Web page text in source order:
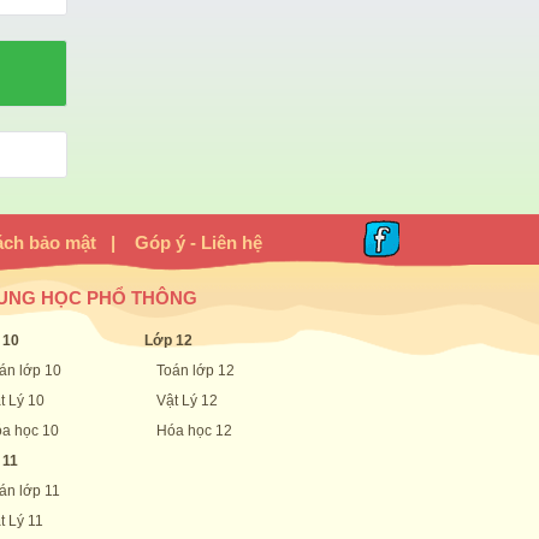
bảo mật | Góp ý - Liên hệ
HỌC PHỔ THÔNG
lớp 10
Lý 10
học 10
lớp 11
Lý 11
Lớp 12
Toán lớp 12
Vật Lý 12
Hóa học 12